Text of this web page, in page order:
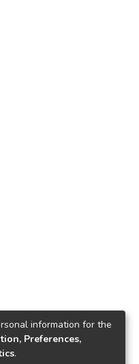
information for the
Preferences,
.